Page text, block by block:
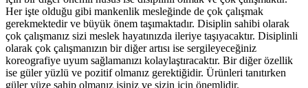
Her işte olduğu gibi mankenlik mesleğinde de çok çalışmak
gerekmektedir ve büyük önem taşımaktadır. Disiplin sahibi olarak
çok çalışmanız sizi meslek hayatınızda ileriye taşıyacaktır. Disiplinli
olarak çok çalışmanızın bir diğer artısı ise sergileyeceğiniz
koreografiye uyum sağlamanızı kolaylaştıracaktır. Bir diğer özellik
ise güler yüzlü ve pozitif olmanız gerektiğidir. Ürünleri tanıtırken
güler yüze sahip olmanız işiniz ve sizin için önemlidir.